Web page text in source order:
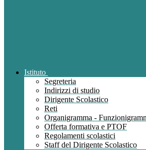
Istituto
Segreteria
Indirizzi di studio
Dirigente Scolastico
Reti
Organigramma -
Offerta formativa e PTOF
Regolamenti scolastici
Staff del Dirigente Scolastico